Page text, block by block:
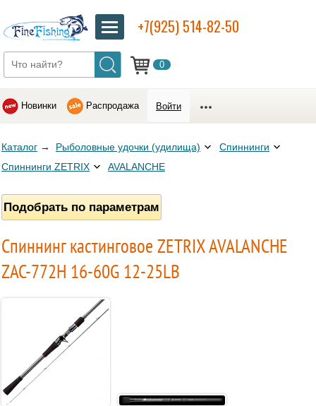
0
+7(925) 514-82-50
Новинки Распродажа Войти
Каталог → Рыболовные удочки (удилища)
Спиннинги
Спиннинги ZETRIX
AVALANCHE
Подобрать по параметрам
Спиннинг кастинговое ZETRIX AVALANCHE
ZAC-772H 16-60G 12-25LB